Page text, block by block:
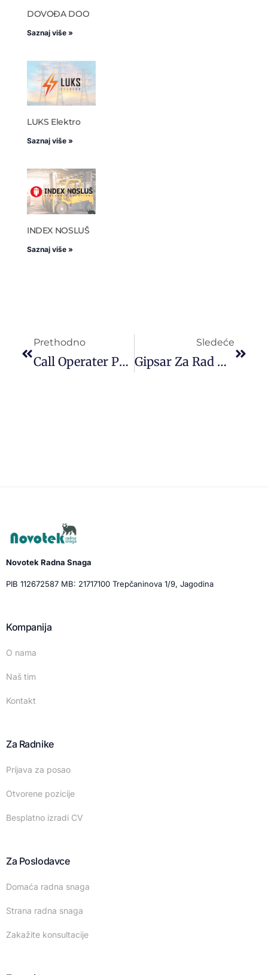
DOVOĐA DOO
Saznaj više »
LUKS Elektro
Saznaj više »
INDEX NOSLUŠ
Saznaj više »
Prethodno
Call Operater Posao Srbija
Sledeće
Gipsar Za Rad U Hrvatskoj
Novotek Radna Snaga
PIB 112672587 MB: 21717100 Trepčaninova 1/9, Jagodina
Kompanija
O nama
Naš tim
Kontakt
Za Radnike
Prijava za posao
Otvorene pozicije
Besplatno izradi CV
Za Poslodavce
Domaća radna snaga
Strana radna snaga
Zakažite konsultacije